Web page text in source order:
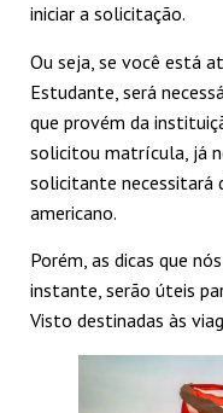
iniciar a solicitação.
Ou seja, se você está
Estudante, será
que provém da
solicitou matrícula, já
solicitante necessitará
americano.
Porém, as dicas que
instante, serão úteis
Visto destinadas às